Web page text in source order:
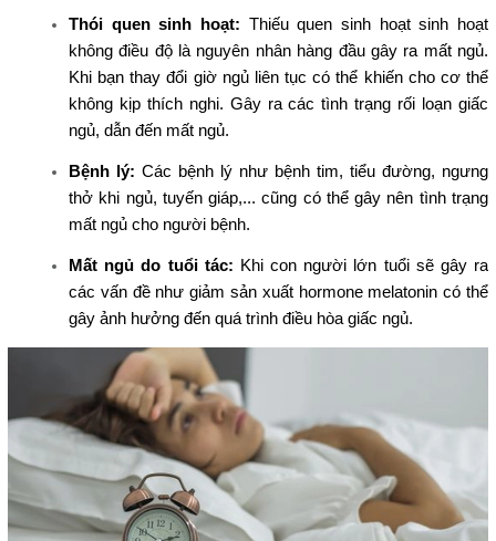
Thói quen sinh hoạt: Thiếu quen sinh hoạt sinh hoạt
không điều độ là nguyên nhân hàng đầu gây ra mất ngủ.
Khi bạn thay đổi giờ ngủ liên tục có thể khiến cho cơ thể
không kịp thích nghi. Gây ra các tình trạng rối loạn giấc
ngủ, dẫn đến mất ngủ.
Bệnh lý: Các bệnh lý như bệnh tim, tiểu đường, ngưng
thở khi ngủ, tuyến giáp,... cũng có thể gây nên tình trạng
mất ngủ cho người bệnh.
Mất ngủ do tuổi tác: Khi con người lớn tuổi sẽ gây ra
các vấn đề như giảm sản xuất hormone melatonin có thể
gây ảnh hưởng đến quá trình điều hòa giấc ngủ.